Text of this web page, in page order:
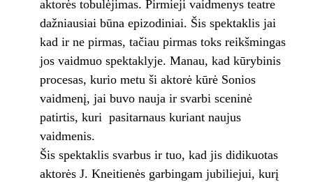
aktorės tobulėjimas. Pirmieji vaidmenys teatre
dažniausiai būna epizodiniai. Šis spektaklis jai
kad ir ne pirmas, tačiau pirmas toks reikšmingas
jos vaidmuo spektaklyje. Manau, kad kūrybinis
procesas, kurio metu ši aktorė kūrė Sonios
vaidmenį, jai buvo nauja ir svarbi sceninė
patirtis, kuri pasitarnaus kuriant naujus
vaidmenis.
Šis spektaklis svarbus ir tuo, kad jis didikuotas
aktorės J. Kneitienės garbingam jubiliejui, kurį